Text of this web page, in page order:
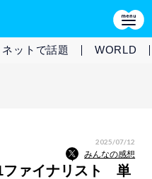
ネットで話題 WORLD
2025/07/12
みんなの感想
ファイナリスト 単